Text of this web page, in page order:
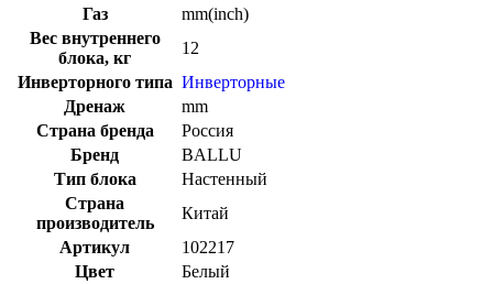
Газ
mm(inch)
Вес внутреннего
блока, кг
12
Инверторного типа Инверторные
Дренаж
mm
Страна бренда
Россия
Бренд
BALLU
Тип блока
Настенный
Страна
производитель
Китай
Артикул
102217
Цвет
Белый